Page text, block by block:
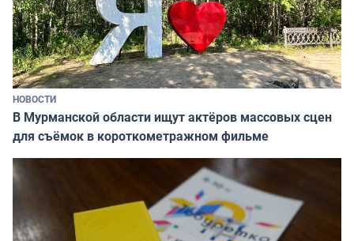
НОВОСТИ
В Мурманской области ищут актёров массовых сцен
для съёмок в короткометражном фильме